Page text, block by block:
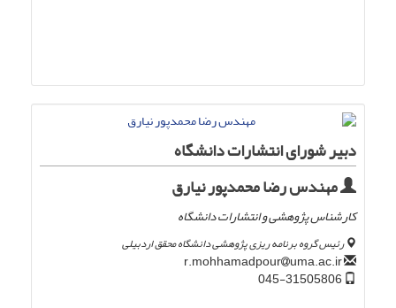
دبیر شورای انتشارات دانشگاه
مهندس رضا محمدپور نیارق
کارشناس پژوهشی و انتشارات دانشگاه
رئیس گروه برنامه ریزی پژوهشی دانشگاه محقق اردبیلی
uma.ac.ir